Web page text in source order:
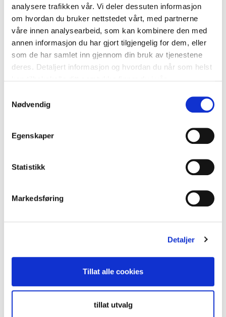
analysere trafikken vår. Vi deler dessuten informasjon
om hvordan du bruker nettstedet vårt, med partnerne
våre innen analysearbeid, som kan kombinere den med
annen informasjon du har gjort tilgjengelig for dem, eller
som de har samlet inn gjennom din bruk av tjenestene
deres. Detaljert informasjon og hvordan du når som helst
Nødvendig
Egenskaper
Statistikk
Markedsføring
Detaljer
Tillat alle cookies
tillat utvalg
nikotininntaket og potensielt slutte helt.
Ingen vedvarende lukt:Vaping produserer damp som
raskt forsvinner, og etterlater ingen varig lukt på klær
eller i miljøet.
Kostnadsbesparelser:Over tid kan vaping være mer
kostnadseffektivt enn røyking, siden engangsvapes og
røyk, noe som betyr at det ikke er skadelig eksponering
Engangsvapes krever ingen
vedlikehold, påfylling eller lading, noe som gjør dem
Røykfritt miljø:
Mange steder tillater vaping på
områder der røyking er forbudt, noe som gir vapers mer
Støtte for røykeslutt:
Helseorganisasjoner og
skadereduksjonsstrategi for røykere som ønsker å
slutte. Det tilbyr en overgang bort fra røyking samtidig
Det er viktig å merke seg at selv om vaping har sine
overgangen bør konsultere helsepersonell og ta informerte
valg basert på sine spesifikke omstendigheter.